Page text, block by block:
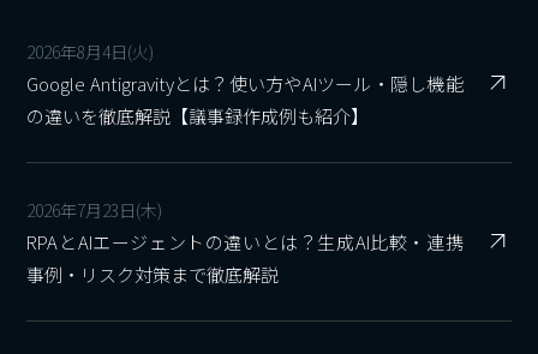
2026年8月4日(火)
Google Antigravityとは？使い方やAIツール・隠し機能
の違いを徹底解説【議事録作成例も紹介】
2026年7月23日(木)
RPAとAIエージェントの違いとは？生成AI比較・連携
事例・リスク対策まで徹底解説